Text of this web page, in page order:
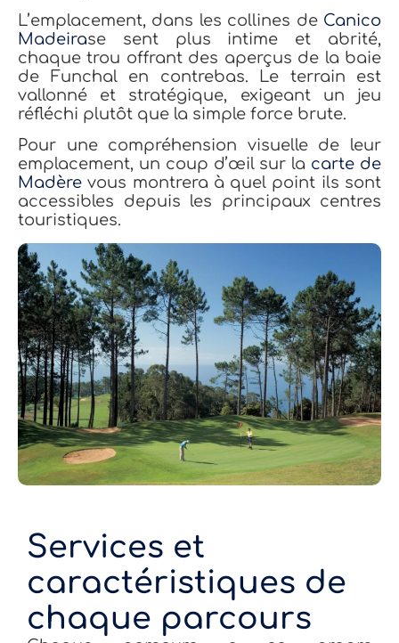
L’emplacement, dans les collines de Canico
Madeirase sent plus intime et abrité,
chaque trou offrant des aperçus de la baie
de Funchal en contrebas. Le terrain est
vallonné et stratégique, exigeant un jeu
réfléchi plutôt que la simple force brute.
Pour une compréhension visuelle de leur
emplacement, un coup d’œil sur la carte de
Madère vous montrera à quel point ils sont
accessibles depuis les principaux centres
touristiques.
Services et
caractéristiques de
chaque parcours